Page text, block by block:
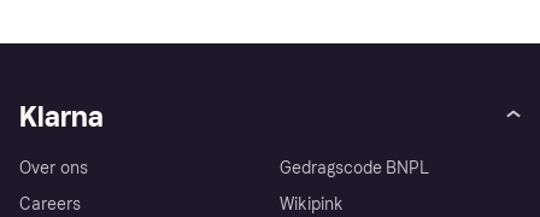
Klarna
Over ons
Careers
Gedragscode BNPL
Wikipink